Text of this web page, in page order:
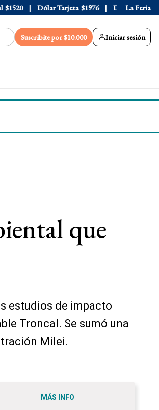
Dólar Tarjeta $1976 Dólar Blue $1530
La Feria
Suscribite por $10.000 Iniciar sesión
que
estudios de impacto
Troncal. Se sumó una
Milei.
MÁS INFO